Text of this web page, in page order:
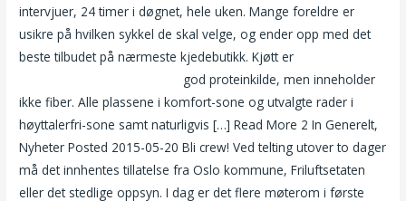
intervjuer, 24 timer i døgnet, hele uken. Mange foreldre er
usikre på hvilken sykkel de skal velge, og ender opp med det
beste tilbudet på nærmeste kjedebutikk. Kjøtt er
god proteinkilde, men inneholder
ikke fiber. Alle plassene i komfort-sone og utvalgte rader i
høyttalerfri-sone samt naturligvis […] Read More 2 In Generelt,
Nyheter Posted 2015-05-20 Bli crew! Ved telting utover to dager
må det innhentes tillatelse fra Oslo kommune, Friluftsetaten
eller det stedlige oppsyn. I dag er det flere møterom i første